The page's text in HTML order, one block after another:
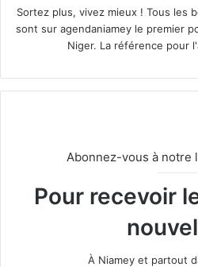
Sortez plus, vivez mieux ! Tous les
sont sur agendaniamey le premier
Niger. La référence pour
Abonnez-vous à notre
Pour recevoir
À Niamey et partout